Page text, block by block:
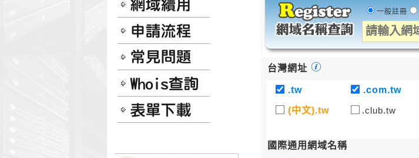
一般註冊
台灣網址
.tw .com.tw
(中文).tw .club.tw
國際通用網域名稱